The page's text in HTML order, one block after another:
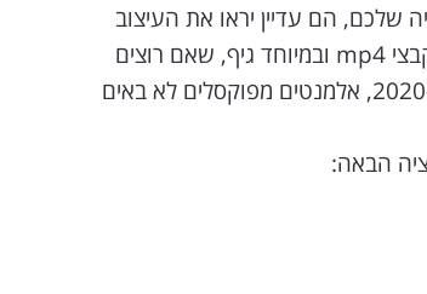
שלכם, הם עדיין יראו את העיצוב
באיכות מקסימלית, ללא שום פיקסול. זאת בניגוד לקבצי mp4 ובמיוחד גיף, שאם רוצים
שיישארו במשקל נמוך, חייבים לוותר על האיכות,וב-2020, אלמנטים מפוקסלים לא באים
הבאה: